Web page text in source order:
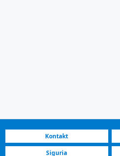
Kontakt
Siguria